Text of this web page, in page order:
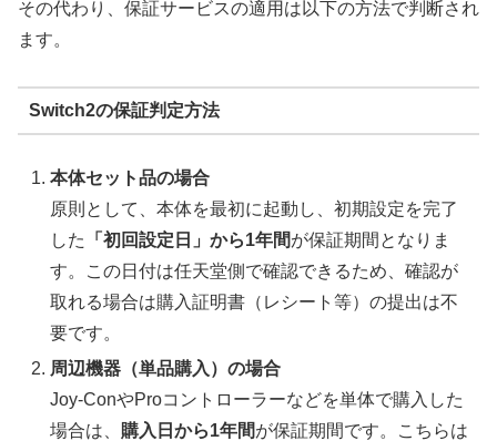
その代わり、保証サービスの適用は以下の方法で判断され
ます。
Switch2の保証判定方法
本体セット品の場合
原則として、本体を最初に起動し、初期設定を完了
した
「初回設定日」から1年間が保証期間となりま
す。この日付は任天堂側で確認できるため、確認が
取れる場合は購入証明書（レシート等）の提出は不
要です。
周辺機器（単品購入）の場合
Joy-ConやProコントローラーなどを単体で購入した
場合は、 購入日から1年間が保証期間です。こちらは